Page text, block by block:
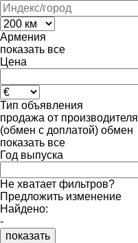
Армения
показать все
Цена
Тип объявления
продажа от производителя
(обмен с доплатой) обмен
показать все
Год выпуска
Не хватает фильтров?
Предложить изменение
Найдено:
-
показать